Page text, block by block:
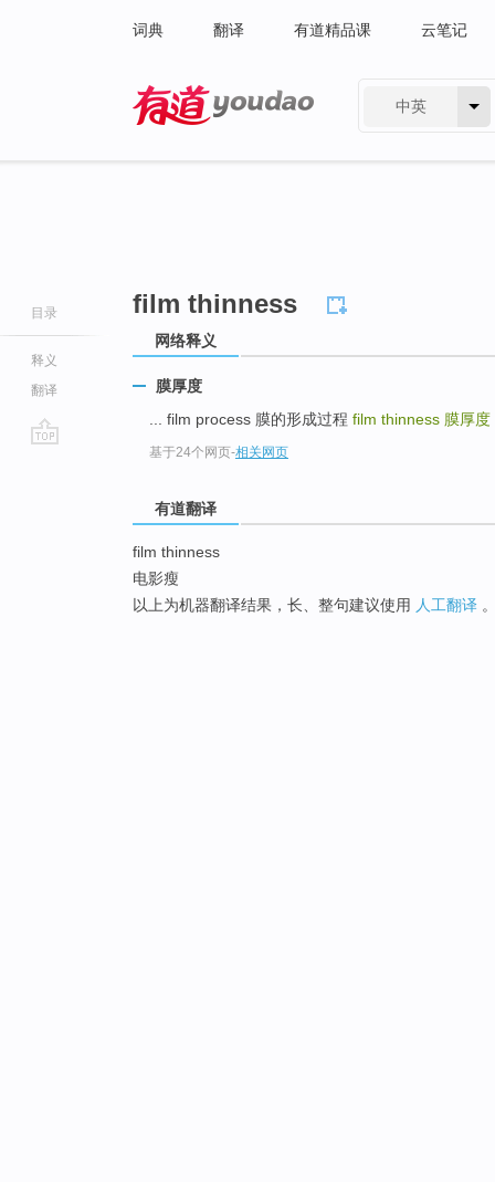
词典 翻译 有道精品课 云笔记
中英
目录
释义
翻译
film thinness
网络释义
膜厚度
... film process 膜的形成过程 film thinness 膜厚度
基于24个网页-相关网页
有道翻译
film thinness
电影瘦
以上为机器翻译结果，长、整句建议使用 人工翻译